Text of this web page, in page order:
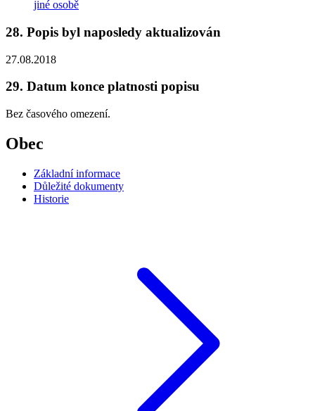
jiné osobě
28. Popis byl naposledy aktualizován
27.08.2018
29. Datum konce platnosti popisu
Bez časového omezení.
Obec
Základní informace
Důležité dokumenty
Historie